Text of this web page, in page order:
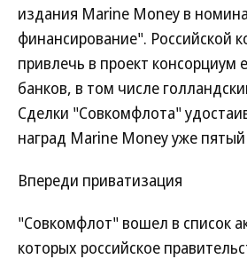
издания Marine Money в
финансирование". Российской
привлечь в проект консорциум
банков, в том числе
Сделки "Совкомфлота"
наград Marine Money уже
Впереди приватизация
"Совкомфлот" вошел в список
которых российское